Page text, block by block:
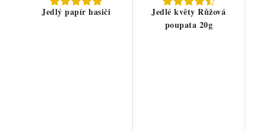
Jedlý papír hasiči
Jedlé květy Růžová
poupata 20g